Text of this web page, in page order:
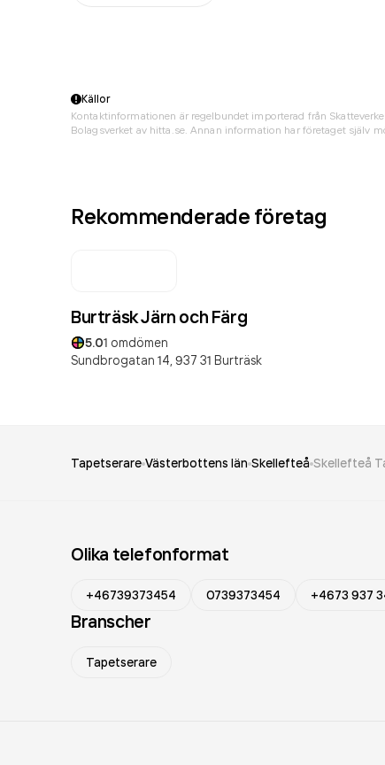
Källor
Kontaktinformationen är regelbundet importerad från
Bolagsverket av hitta.se. Annan information har företaget själv
Rekommenderade företag
Burträsk Järn och Färg
5.01 omdömen
Sundbrogatan 14, 937 31 Burträsk
Tapetserare Västerbottens län Skellefteå Skellefteå
Olika telefonformat
+46739373454 0739373454 +4673 937
Branscher
Tapetserare